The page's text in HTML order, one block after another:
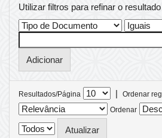
Utilizar filtros para refinar o
Resultados/Página |
Ordenar
Ordenar